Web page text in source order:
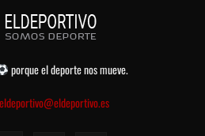
porque el deporte nos mueve.
eldeportivo@eldeportivo.es